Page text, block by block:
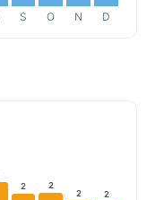
S O N D
2 2
2 2